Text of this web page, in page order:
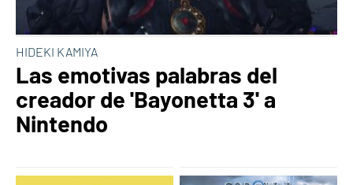
HIDEKI KAMIYA
Las emotivas palabras del
creador de 'Bayonetta 3' a
Nintendo